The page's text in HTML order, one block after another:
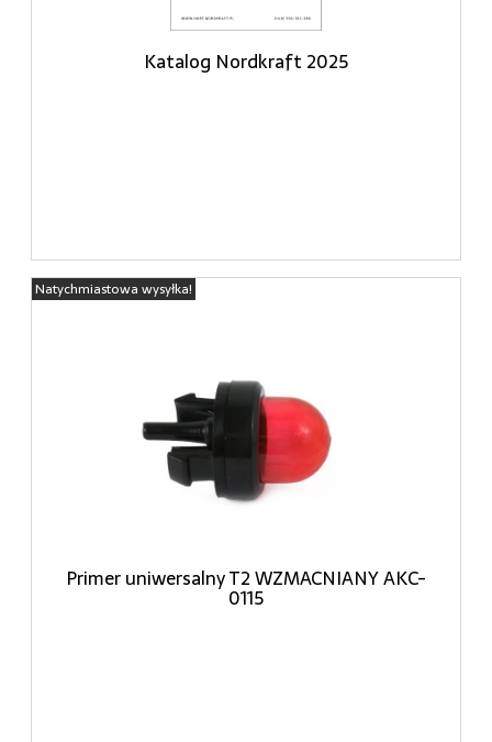
Katalog Nordkraft 2025
Primer uniwersalny T2 WZMACNIANY AKC-
0115
Natychmiastowa wysyłka!